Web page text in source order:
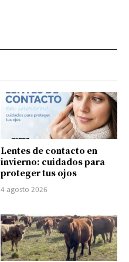
Lentes de contacto en
invierno: cuidados para
proteger tus ojos
4 agosto 2026